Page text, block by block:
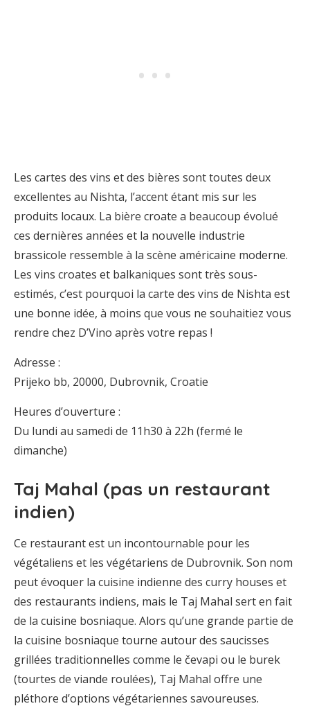
Les cartes des vins et des bières sont toutes deux
excellentes au Nishta, l’accent étant mis sur les
produits locaux. La bière croate a beaucoup évolué
ces dernières années et la nouvelle industrie
brassicole ressemble à la scène américaine moderne.
Les vins croates et balkaniques sont très sous-
estimés, c’est pourquoi la carte des vins de Nishta est
une bonne idée, à moins que vous ne souhaitiez vous
rendre chez D’Vino après votre repas !
Adresse :
Prijeko bb, 20000, Dubrovnik, Croatie
Heures d’ouverture :
Du lundi au samedi de 11h30 à 22h (fermé le
dimanche)
Taj Mahal (pas un restaurant
indien)
Ce restaurant est un incontournable pour les
végétaliens et les végétariens de Dubrovnik. Son nom
peut évoquer la cuisine indienne des curry houses et
des restaurants indiens, mais le Taj Mahal sert en fait
de la cuisine bosniaque. Alors qu’une grande partie de
la cuisine bosniaque tourne autour des saucisses
grillées traditionnelles comme le čevapi ou le burek
(tourtes de viande roulées), Taj Mahal offre une
pléthore d’options végétariennes savoureuses.